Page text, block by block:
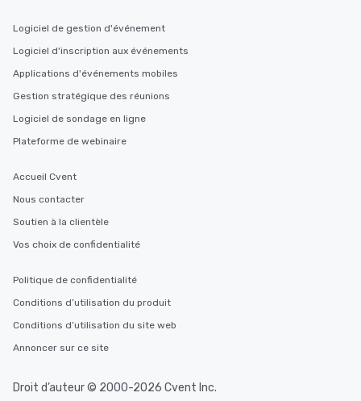
Logiciel de gestion d'événement
Logiciel d'inscription aux événements
Applications d'événements mobiles
Gestion stratégique des réunions
Logiciel de sondage en ligne
Plateforme de webinaire
Accueil Cvent
Nous contacter
Soutien à la clientèle
Vos choix de confidentialité
Politique de confidentialité
Conditions d’utilisation du produit
Conditions d’utilisation du site web
Annoncer sur ce site
Droit d’auteur © 2000-2026 Cvent Inc.